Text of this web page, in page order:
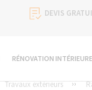
DEVIS
RÉNOVATION INTÉRIEURE
Travaux extérieurs